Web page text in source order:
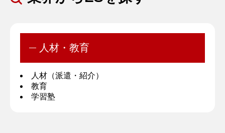
人材・教育
人材（派遣・紹介）
教育
学習塾